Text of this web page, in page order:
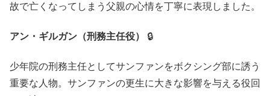
故で亡くなってしまう父親の心情を丁寧に表現しました。
アン・ギルガン（刑務主任役） 🔒
少年院の刑務主任としてサンファンをボクシング部に誘う
重要な人物。サンファンの更生に大きな影響を与える役回